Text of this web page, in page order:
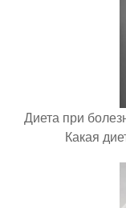
Диета при
Какая